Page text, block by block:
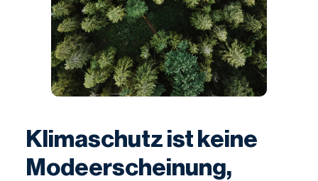
Klimaschutz ist keine
Modeerscheinung,